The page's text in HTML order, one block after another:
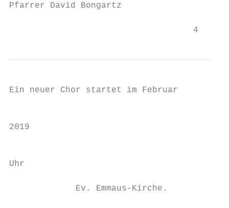
Pfarrer David Bongartz
                                    4
Ein neuer Chor startet im Februar
2019
Uhr
             Ev. Emmaus-Kirche.